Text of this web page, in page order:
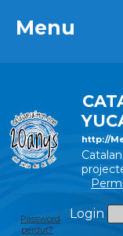
Menu
http://
Login
Password
perdut?
Menu